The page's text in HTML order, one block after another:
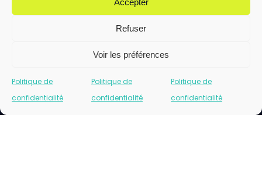
Refuser
Voir les préférences
Politique de
confidentialité
Politique de
confidentialité
Politique de
confidentialité